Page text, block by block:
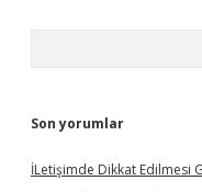
Son yorumlar
İLetişimde Dikkat Edilmesi